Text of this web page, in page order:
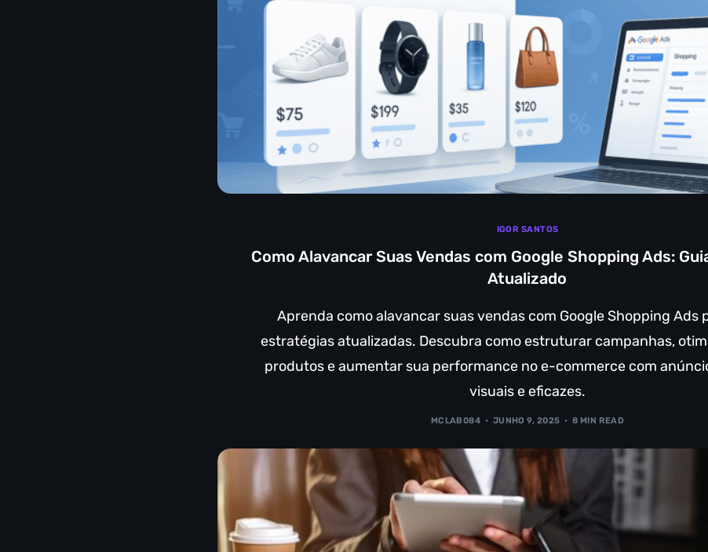
IGOR SANTOS
Como Alavancar Suas Vendas com Google Shopping Ads:
Atualizado
Aprenda como alavancar suas vendas com Google Shopping Ads
estratégias atualizadas. Descubra como estruturar campanhas,
produtos e aumentar sua performance no e-commerce com
visuais e eficazes.
MCLAB084 JUNHO 9, 2025 8 MIN READ